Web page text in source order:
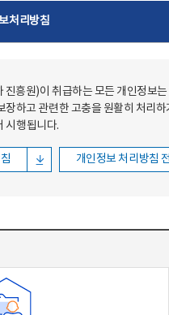
처리방침
흥원)이 취급하는 모든 개인정보
장하고 관련한 고충을 원활히 처리
시행됩니다.
개인정보 처리방침